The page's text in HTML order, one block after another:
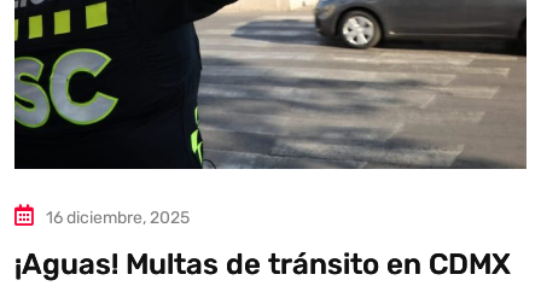
16 diciembre, 2025
¡Aguas! Multas de tránsito en CDMX